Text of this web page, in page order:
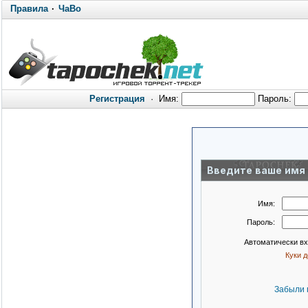
Правила· ЧаВо
Регистрация · Имя: Пароль:
Введите ваше имя
Имя:
Пароль:
Автоматически
Куки
Забыли